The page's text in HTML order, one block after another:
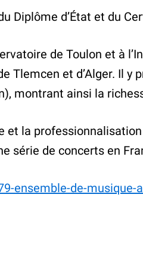
Diplôme d’État et du
de Toulon et à
Tlemcen et d’Alger. Il
montrant ainsi la
et la
série de concerts en
ensemble-de-musique-